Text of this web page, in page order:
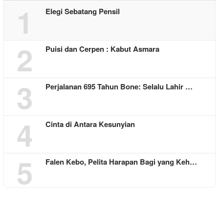
1 Elegi Sebatang Pensil
2 Puisi dan Cerpen : Kabut Asmara
3 Perjalanan 695 Tahun Bone: Selalu Lahir …
4 Cinta di Antara Kesunyian
5 Falen Kebo, Pelita Harapan Bagi yang Keh…